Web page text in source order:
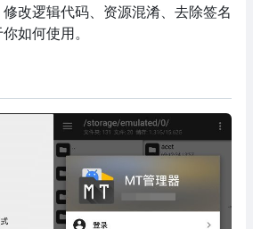
改逻辑代码、资源混淆、去除签名
如何使用。